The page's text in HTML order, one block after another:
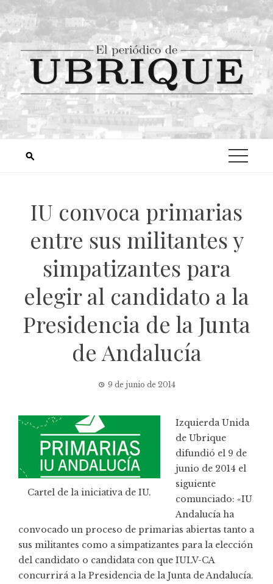
IU convoca primarias
entre sus militantes y
simpatizantes para
elegir al candidato a la
Presidencia de la Junta
de Andalucía
9 de junio de 2014
Cartel de la iniciativa de IU.
Izquierda Unida
de Ubrique
difundió el 9 de
junio de 2014 el
siguiente
comunciado: «IU
Andalucía ha
convocado un proceso de primarias abiertas tanto a
sus militantes como a simpatizantes para la elección
del candidato o candidata con que IULV-CA
concurrirá a la Presidencia de la Junta de Andalucía.